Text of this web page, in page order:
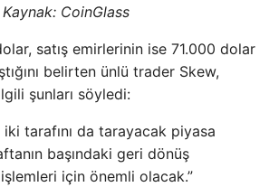
Kaynak: CoinGlass
satış emirlerinin ise 71.000 dolar
belirten ünlü trader Skew,
şunları söyledi:
tarafını da tarayacak piyasa
başındaki geri dönüş
için önemli olacak.”